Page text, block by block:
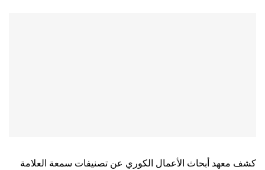
كشف معهد أبحاث الأعمال الكوري عن تصنيفات سمعة العلامة